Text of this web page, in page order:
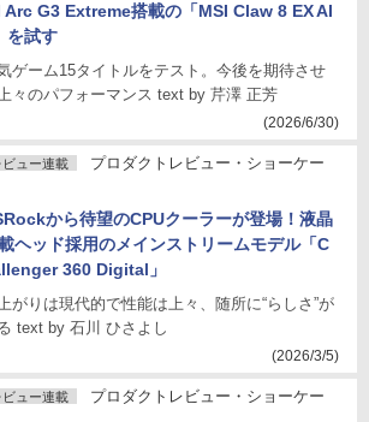
Arc G3 Extreme搭載の「MSI Claw 8 EX AI
を試す
ゲーム15タイトルをテスト。今後を期待させ
々のパフォーマンス text by 芹澤 正芳
(2026/6/30)
ビュー連載
プロダクトレビュー・ショーケー
から待望のCPUクーラーが登場！液晶
ヘッド採用のメインストリームモデル「C
360 Digital」
がりは現代的で性能は上々、随所に“らしさ”が
text by 石川 ひさよし
(2026/3/5)
ビュー連載
プロダクトレビュー・ショーケー